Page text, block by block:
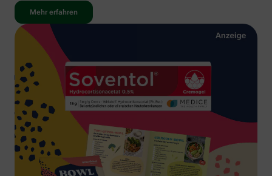
Mehr erfahren